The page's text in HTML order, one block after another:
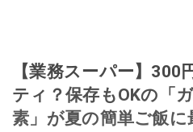
【業務スーパー】300
ティ？保存もOKの「
素」が夏の簡単ご飯に